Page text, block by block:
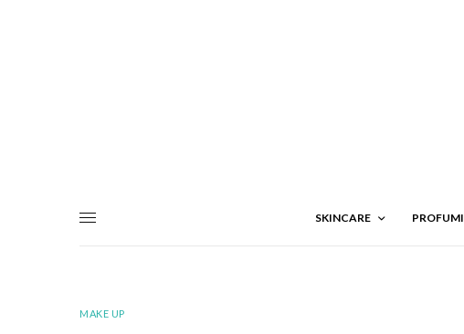
SKINCARE PROFUMI
MAKE UP